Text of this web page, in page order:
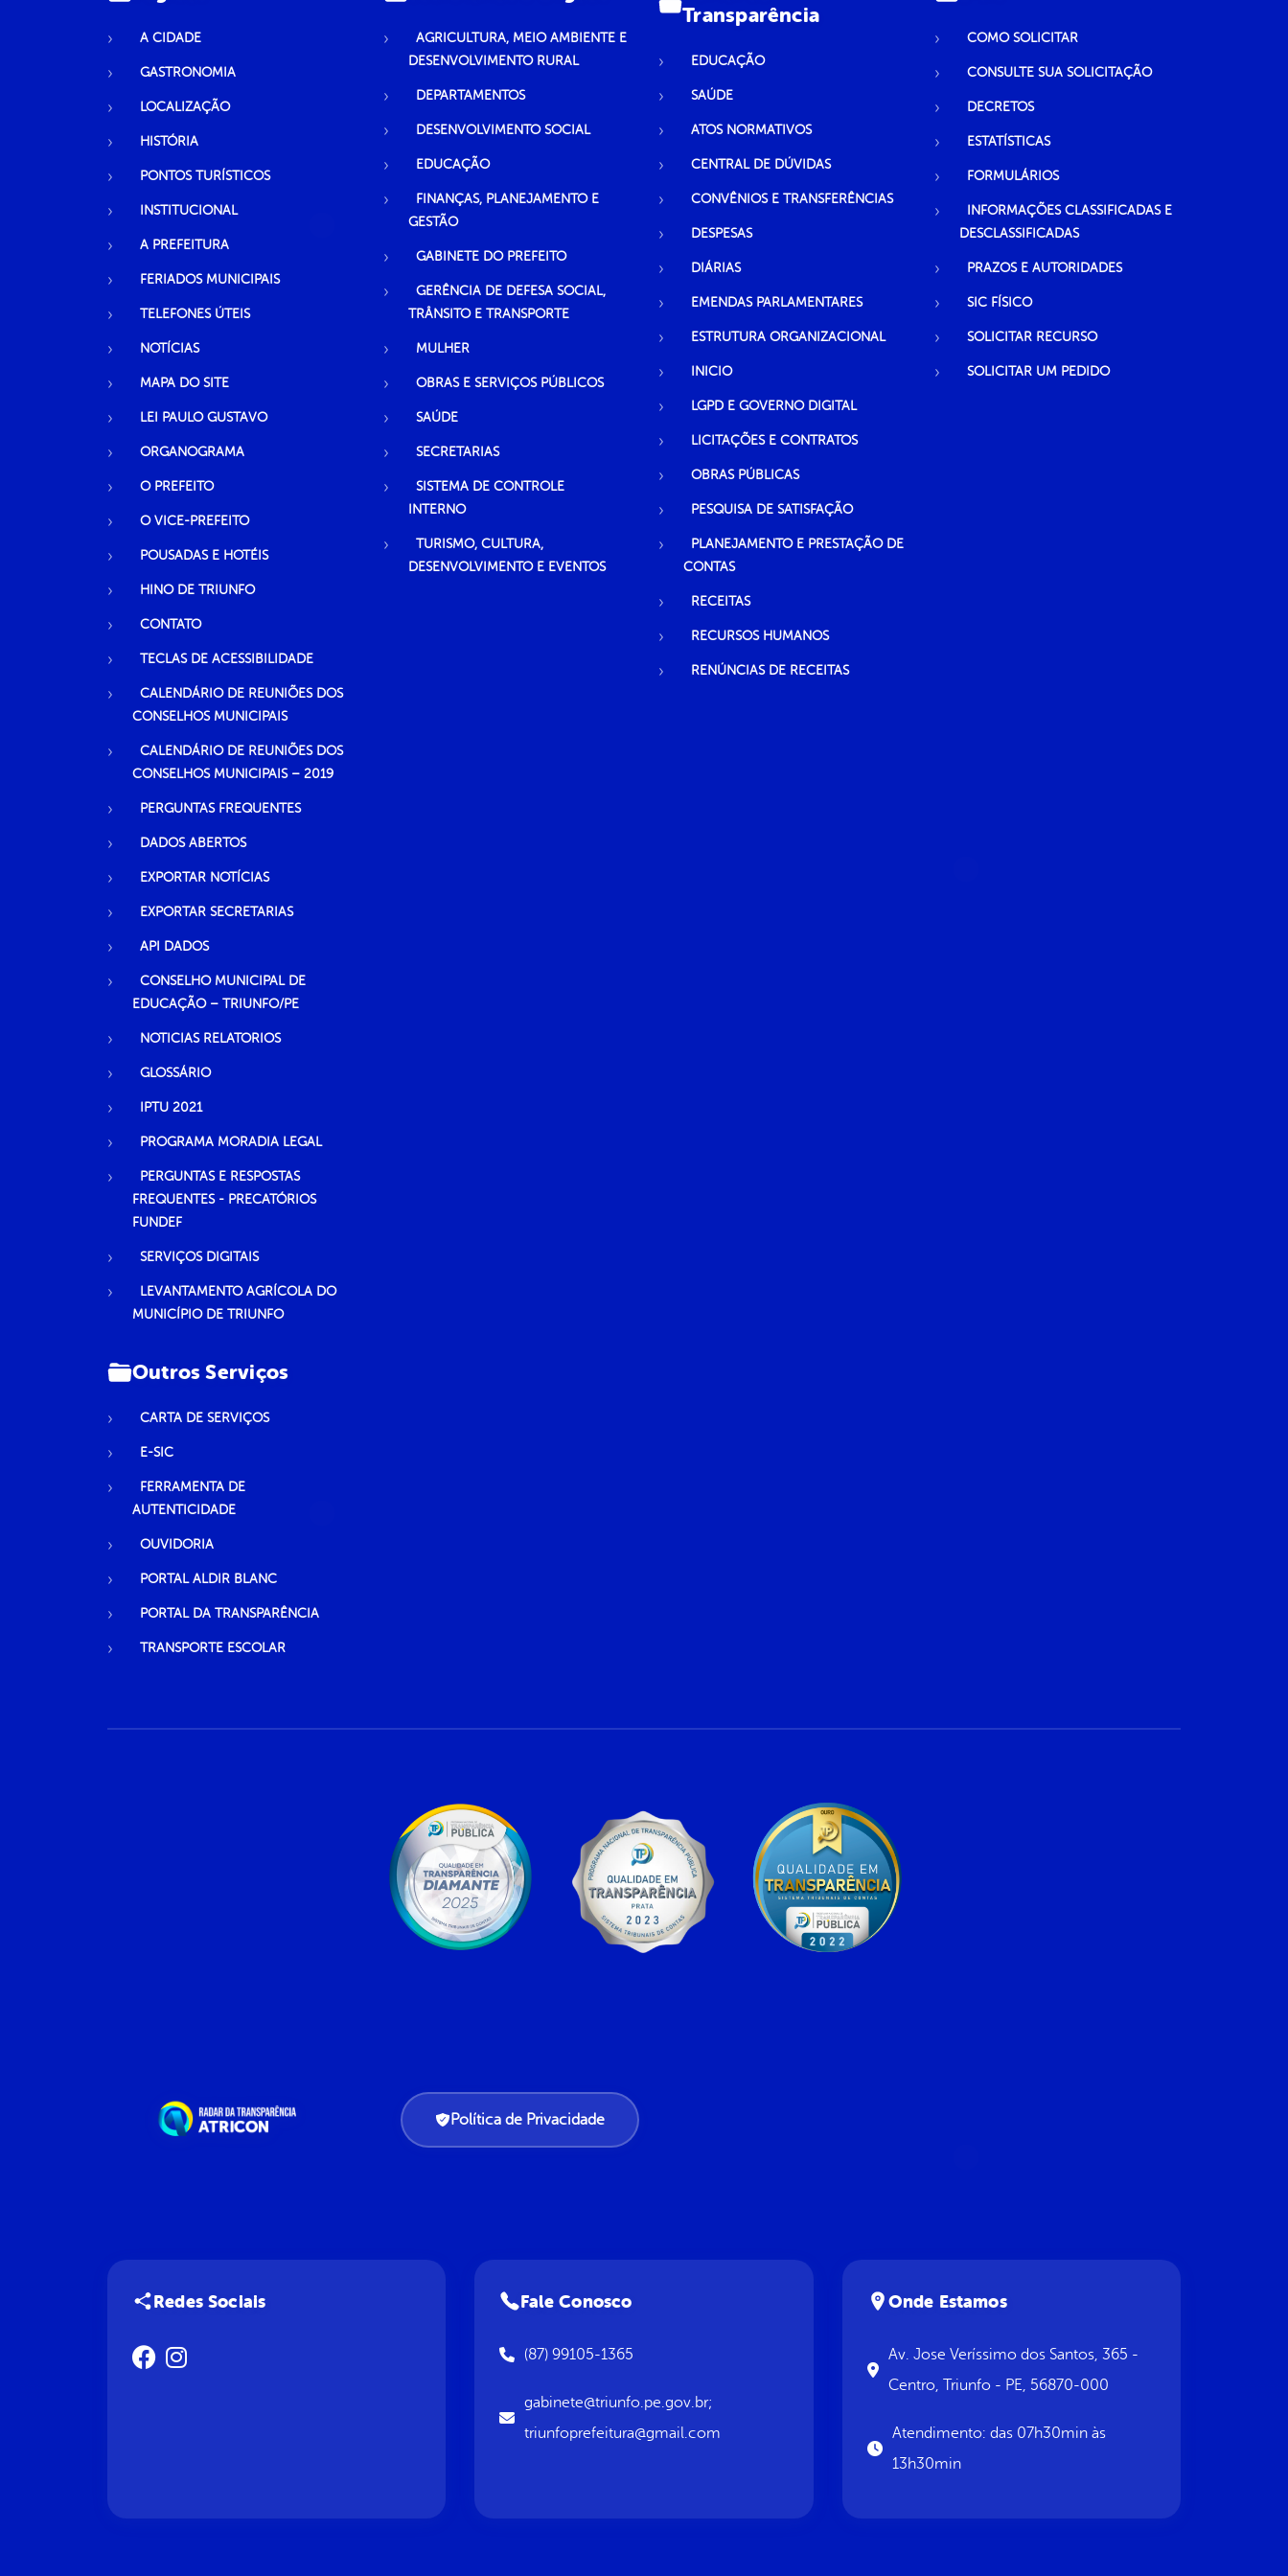
A CIDADE
GASTRONOMIA
LOCALIZAÇÃO
HISTÓRIA
PONTOS TURÍSTICOS
INSTITUCIONAL
A PREFEITURA
FERIADOS MUNICIPAIS
TELEFONES ÚTEIS
NOTÍCIAS
MAPA DO SITE
LEI PAULO GUSTAVO
ORGANOGRAMA
O PREFEITO
O VICE-PREFEITO
POUSADAS E HOTÉIS
HINO DE TRIUNFO
CONTATO
TECLAS DE ACESSIBILIDADE
CALENDÁRIO DE REUNIÕES DOS
CONSELHOS MUNICIPAIS
CALENDÁRIO DE REUNIÕES DOS
CONSELHOS MUNICIPAIS – 2019
PERGUNTAS FREQUENTES
DADOS ABERTOS
EXPORTAR NOTÍCIAS
EXPORTAR SECRETARIAS
API DADOS
CONSELHO MUNICIPAL DE
EDUCAÇÃO – TRIUNFO/PE
NOTICIAS RELATORIOS
GLOSSÁRIO
IPTU 2021
PROGRAMA MORADIA LEGAL
PERGUNTAS E RESPOSTAS
FREQUENTES - PRECATÓRIOS
FUNDEF
SERVIÇOS DIGITAIS
LEVANTAMENTO AGRÍCOLA DO
MUNICÍPIO DE TRIUNFO
AGRICULTURA, MEIO AMBIENTE E
DESENVOLVIMENTO RURAL
DEPARTAMENTOS
DESENVOLVIMENTO SOCIAL
EDUCAÇÃO
FINANÇAS, PLANEJAMENTO E
GESTÃO
GABINETE DO PREFEITO
GERÊNCIA DE DEFESA SOCIAL,
TRÂNSITO E TRANSPORTE
MULHER
OBRAS E SERVIÇOS PÚBLICOS
SAÚDE
SECRETARIAS
SISTEMA DE CONTROLE
INTERNO
TURISMO, CULTURA,
DESENVOLVIMENTO E EVENTOS
Transparência
EDUCAÇÃO
SAÚDE
ATOS NORMATIVOS
CENTRAL DE DÚVIDAS
CONVÊNIOS E TRANSFERÊNCIAS
DESPESAS
DIÁRIAS
EMENDAS PARLAMENTARES
ESTRUTURA ORGANIZACIONAL
INICIO
LGPD E GOVERNO DIGITAL
LICITAÇÕES E CONTRATOS
OBRAS PÚBLICAS
PESQUISA DE SATISFAÇÃO
PLANEJAMENTO E PRESTAÇÃO DE
CONTAS
RECEITAS
RECURSOS HUMANOS
RENÚNCIAS DE RECEITAS
COMO SOLICITAR
CONSULTE SUA SOLICITAÇÃO
DECRETOS
ESTATÍSTICAS
FORMULÁRIOS
INFORMAÇÕES CLASSIFICADAS E
DESCLASSIFICADAS
PRAZOS E AUTORIDADES
SIC FÍSICO
SOLICITAR RECURSO
SOLICITAR UM PEDIDO
Outros Serviços
CARTA DE SERVIÇOS
E-SIC
FERRAMENTA DE
AUTENTICIDADE
OUVIDORIA
PORTAL ALDIR BLANC
PORTAL DA TRANSPARÊNCIA
TRANSPORTE ESCOLAR
Política de Privacidade
Redes Sociais Fale Conosco
(87) 99105-1365
gabinete@triunfo.pe.gov.br;
triunfoprefeitura@gmail.com
Onde Estamos
Av. Jose Veríssimo dos Santos, 365 -
Centro, Triunfo - PE, 56870-000
Atendimento: das 07h30min às
13h30min